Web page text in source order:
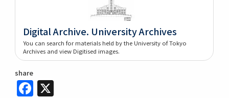
Digital Archive. University Archives
You can search for materials held by the University of Tokyo
Archives and view Digitised images.
share
Facebook